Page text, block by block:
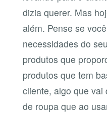
dizia querer. Mas
além. Pense se
necessidades do
produtos que
produtos que tem
cliente, algo que vai
de roupa que ao